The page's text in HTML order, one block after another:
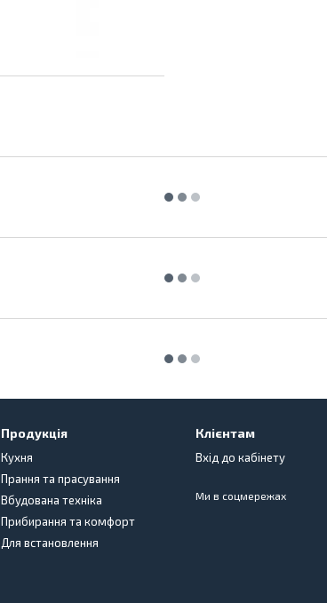
Продукція
Кухня
Прання та прасування
Вбудована техніка
Прибирання та комфорт
Для встановлення
Клієнтам
Вхід до кабінету
Ми в соцмережах